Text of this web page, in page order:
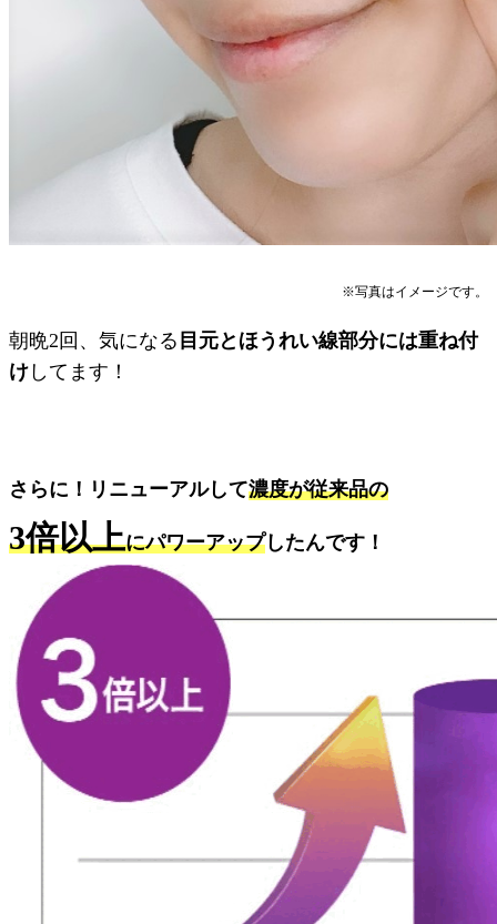
※写真はイメージです。
朝晩2回、気になる 目元とほうれい線部分には重ね付
け してます！
さらに！リニューアルして濃度が従来品の
3倍以上にパワーアップしたんです！